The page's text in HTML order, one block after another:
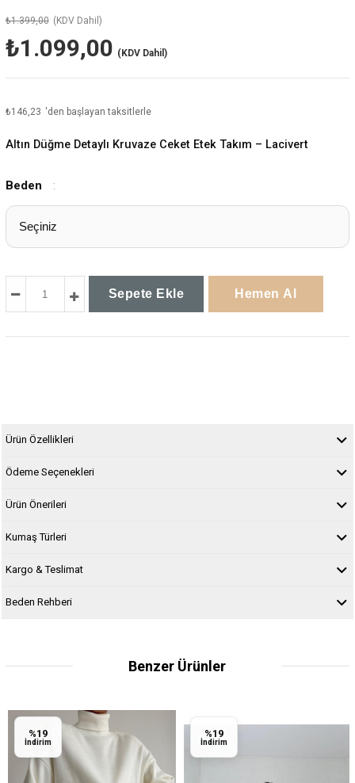
₺1.399,00 (KDV Dahil)
₺1.099,00 (KDV Dahil)
₺146,23 'den başlayan taksitlerle
Altın Düğme Detaylı Kruvaze Ceket Etek Takım – Lacivert
Beden :
Ürün Özellikleri
Ödeme Seçenekleri
Ürün Önerileri
Kumaş Türleri
Kargo & Teslimat
Beden Rehberi
Benzer Ürünler
%19
İndirim
%19
İndirim